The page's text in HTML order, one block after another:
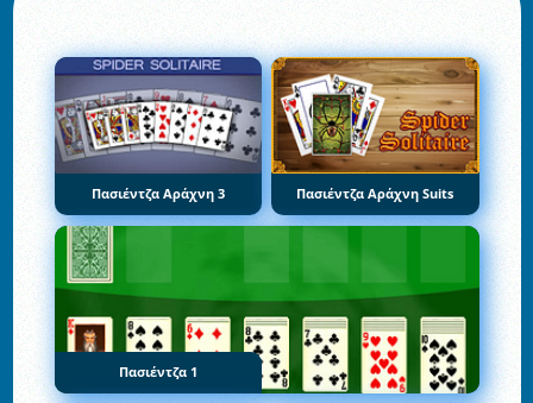
Πασιέντζα Αράχνη 3 Πασιέντζα Αράχνη Suits
Πασιέντζα 1